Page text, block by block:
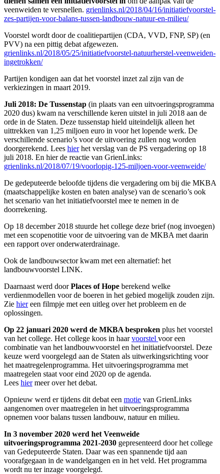
veenweiden te versnellen. grienlinks.nl/2018/04/16/initiatiefvoorstel-
zes-partijen-voor-balans-tussen-landbouw-natuur-en-milieu/
Voorstel wordt door de coalitiepartijen (CDA, VVD, FNP, SP) (en
PVV) na een pittig debat afgewezen.
grienlinks.nl/2018/05/25/initiatiefvoorstel-natuurherstel-veenweiden-
ingetrokken/
Partijen kondigen aan dat het voorstel inzet zal zijn van de
verkiezingen in maart 2019.
Juli 2018: De Tussenstap (in plaats van een uitvoeringsprogramma
2020 dus) kwam na verschillende keren uitstel in juli 2018 aan de
orde in de Staten. Deze tussenstap hield uiteindelijk alleen het
uittrekken van 1,25 miljoen euro in voor het lopende werk. De
verschillende scenario’s voor de uitvoering zullen nog worden
doorgerekend. Lees hierhet verslag van de PS vergadering op 18
juli 2018. En hier de reactie van GrienLinks:
grienlinks.nl/2018/07/19/voorlopig-125-miljoen-voor-veenweide/
De gedeputeerde beloofde tijdens die vergadering om bij die MKBA
(maatschappelijke kosten en baten analyse) van de scenario’s ook
het scenario van het initiatiefvoorstel mee te nemen in de
doorrekening.
Op 18 december 2018 stuurde het college deze brief (nog invoegen)
met een scopenotitie voor de uitvoering van de MKBA met daarin
een rapport over onderwaterdrainage.
Ook de landbouwsector kwam met een alternatief: het
landbouwvoorstel LINK.
Daarnaast werd doorPlaces of Hope berekend welke
verdienmodellen voor de boeren in het gebied mogelijk zouden zijn.
Zie hiereen filmpje met een uitleg over het probleem en de
oplossingen.
Op 22 januari 2020 werd de MKBA besproken plus het voorstel
van het college. Het college koos in haarvoorstel voor een
combinatie van het landbouwvoorstel en het initiatiefvoorstel. Deze
keuze werd voorgelegd aan de Staten als uitwerkingsrichting voor
het maatregelenprogramma. Het uitvoeringsprogramma met
maatregelen staat voor eind 2020 op de agenda.
Lees hiermeer over het debat.
Opnieuw werd er tijdens dit debat een motie van GrienLinks
aangenomen over maatregelen in het uitvoeringsprogramma
opnemen voor balans tussen landbouw, natuur en milieu.
In 3 november 2020 werd het Veenweide
uitvoeringsprogramma 2021-2030 gepresenteerd door het college
van Gedeputeerde Staten. Daar was een spannende tijd aan
voorafgegaan in de wandelgangen en in het veld. Het programma
wordt nu ter inzage voorgelegd.